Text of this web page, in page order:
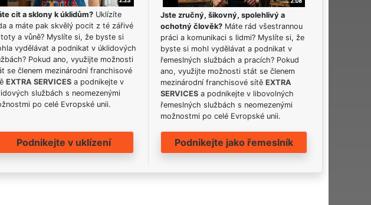
cit a sklony k úklidům?Uklízíte
a máte pak skvělý pocit z té zářivé
a vůně? Myslíte si, že byste si
vydělávat a podnikat v úklidových
Pokud ano, využijte možnosti
se členem mezinárodní franchisové
EXTRA SERVICESa podnikejte v
službách s neomezenými
po celé Evropské unii.
Podnikejte v uklízení
Jste zručný, šikovný, spolehlivý a
ochotný člověk? Máte rád všestrannou
práci a komunikaci s lidmi? Myslíte si, že
byste si mohl vydělávat a podnikat v
řemeslných službách a pracích? Pokud
ano, využijte možnosti stát se členem
mezinárodní franchisové sítěEXTRA
SERVICES a podnikejte v libovolných
řemeslných službách s neomezenými
možnostmi po celé Evropské unii.
Podnikejte jako řemeslník